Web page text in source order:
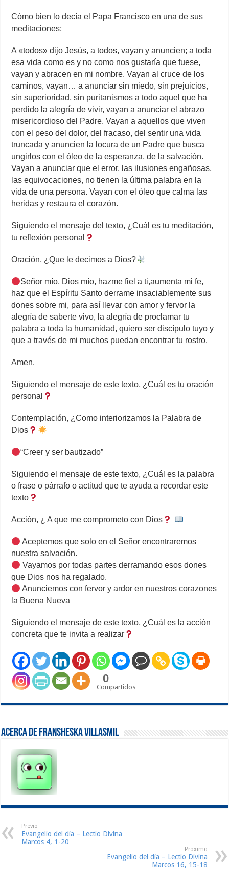
Cómo bien lo decía el Papa Francisco en una de sus
meditaciones;
A «todos» dijo Jesús, a todos, vayan y anuncien; a toda
esa vida como es y no como nos gustaría que fuese,
vayan y abracen en mi nombre. Vayan al cruce de los
caminos, vayan… a anunciar sin miedo, sin prejuicios,
sin superioridad, sin puritanismos a todo aquel que ha
perdido la alegría de vivir, vayan a anunciar el abrazo
misericordioso del Padre. Vayan a aquellos que viven
con el peso del dolor, del fracaso, del sentir una vida
truncada y anuncien la locura de un Padre que busca
ungirlos con el óleo de la esperanza, de la salvación.
Vayan a anunciar que el error, las ilusiones engañosas,
las equivocaciones, no tienen la última palabra en la
vida de una persona. Vayan con el óleo que calma las
heridas y restaura el corazón.
Siguiendo el mensaje del texto, ¿Cuál es tu meditación,
tu reflexión personal
Oración, ¿Que le decimos a Dios?
Señor mío, Dios mío, hazme fiel a ti,aumenta mi fe,
haz que el Espíritu Santo derrame insaciablemente sus
dones sobre mi, para así llevar con amor y fervor la
alegría de saberte vivo, la alegría de proclamar tu
palabra a toda la humanidad, quiero ser discípulo tuyo y
que a través de mi muchos puedan encontrar tu rostro.
Amen.
Siguiendo el mensaje de este texto, ¿Cuál es tu oración
personal
Contemplación, ¿Como interiorizamos la Palabra de
Dios
“Creer y ser bautizado”
Siguiendo el mensaje de este texto, ¿Cuál es la palabra
o frase o párrafo o actitud que te ayuda a recordar este
texto
Acción, ¿ A que me comprometo con Dios
Aceptemos que solo en el Señor encontraremos
nuestra salvación.
Vayamos por todas partes derramando esos dones
que Dios nos ha regalado.
Anunciemos con fervor y ardor en nuestros corazones
la Buena Nueva
Siguiendo el mensaje de este texto, ¿Cuál es la acción
concreta que te invita a realizar
0
Compartidos
Acerca de fransheska villasmil
Previo
Evangelio del día – Lectio Divina
Marcos 4, 1-20
Proximo
Evangelio del día – Lectio Divina
Marcos 16, 15-18